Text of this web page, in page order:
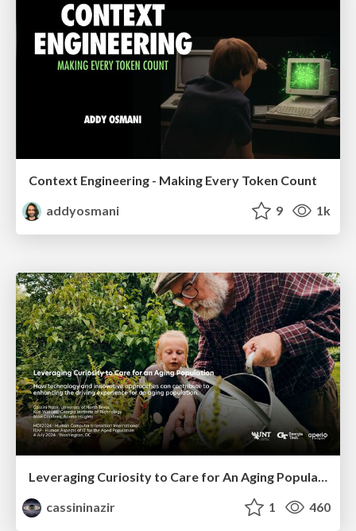
Context Engineering - Making Every Token Count
addyosmani
9 1k
cassininazir
1 460